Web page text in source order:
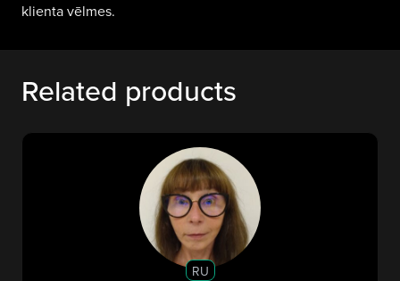
klienta vēlmes.
Related products
RU